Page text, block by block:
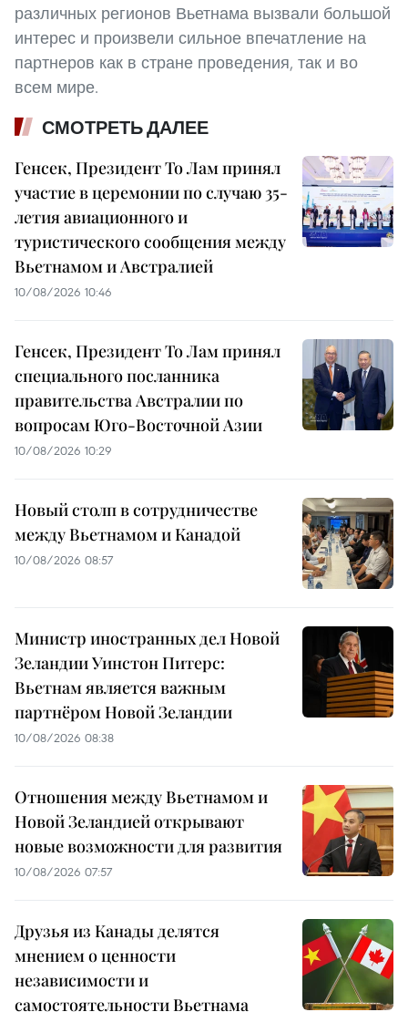
различных регионов Вьетнама вызвали большой
интерес и произвели сильное впечатление на
партнеров как в стране проведения, так и во
всем мире.
СМОТРЕТЬ ДАЛЕЕ
Генсек, Президент То Лам принял
участие в церемонии по случаю 35-
летия авиационного и
туристического сообщения между
Вьетнамом и Австралией
10/08/2026 10:46
Генсек, Президент То Лам принял
специального посланника
правительства Австралии по
вопросам Юго-Восточной Азии
10/08/2026 10:29
Новый столп в сотрудничестве
между Вьетнамом и Канадой
10/08/2026 08:57
Министр иностранных дел Новой
Зеландии Уинстон Питерс:
Вьетнам является важным
партнёром Новой Зеландии
10/08/2026 08:38
Отношения между Вьетнамом и
Новой Зеландией открывают
новые возможности для развития
10/08/2026 07:57
Друзья из Канады делятся
мнением о ценности
независимости и
самостоятельности Вьетнама